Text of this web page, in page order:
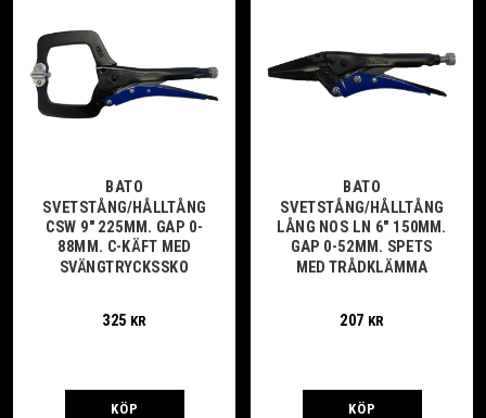
BATO
SVETSTÅNG/HÅLLTÅNG
CSW 9" 225MM. GAP 0-
88MM. C-KÄFT MED
SVÄNGTRYCKSSKO
325 KR
KÖP
BATO
SVETSTÅNG/HÅLLTÅNG
LÅNG NOS LN 6" 150MM.
GAP 0-52MM. SPETS
MED TRÅDKLÄMMA
207 KR
KÖP